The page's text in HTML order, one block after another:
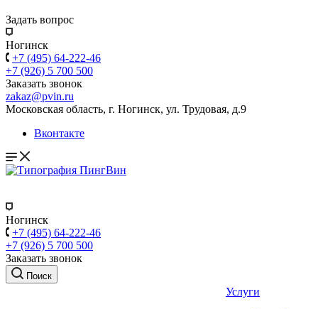
Задать вопрос
Ногинск
+7 (495) 64-222-46
+7 (926) 5 700 500
Заказать звонок
zakaz@pvin.ru
Московская область, г. Ногинск, ул. Трудовая, д.9
Вконтакте
Ногинск
+7 (495) 64-222-46
+7 (926) 5 700 500
Заказать звонок
Поиск
Услуги